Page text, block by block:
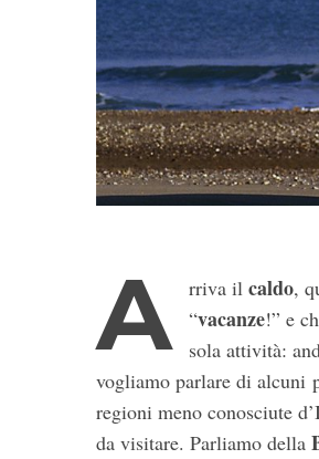
A rriva il caldo,
“vacanze!” e
sola attività:
vogliamo parlare di alcuni
regioni meno conosciute
da visitare. Parliamo della